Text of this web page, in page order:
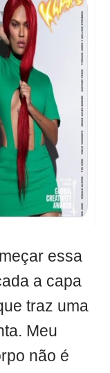
essa
a capa
traz uma
Meu
não é